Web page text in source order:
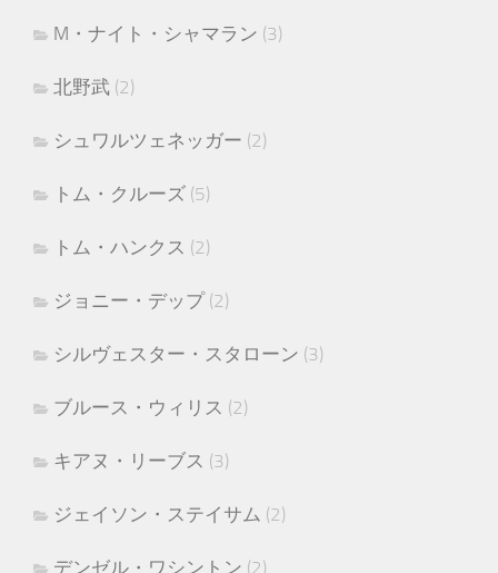
M・ナイト・シャマラン (3)
北野武 (2)
シュワルツェネッガー (2)
トム・クルーズ (5)
トム・ハンクス (2)
ジョニー・デップ(2)
シルヴェスター・スタローン (3)
ブルース・ウィリス (2)
キアヌ・リーブス (3)
ジェイソン・ステイサム (2)
デンゼル・ワシントン (2)